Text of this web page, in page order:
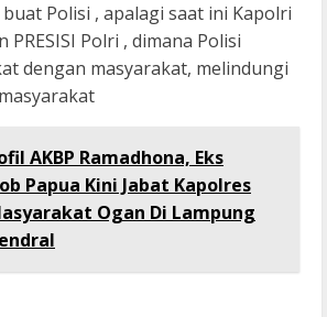
Polisi , apalagi saat ini Kapolri
PRESISI Polri , dimana Polisi
dengan masyarakat, melindungi
AKBP Ramadhona, Eks
Papua Kini Jabat Kapolres
Ogan Di Lampung